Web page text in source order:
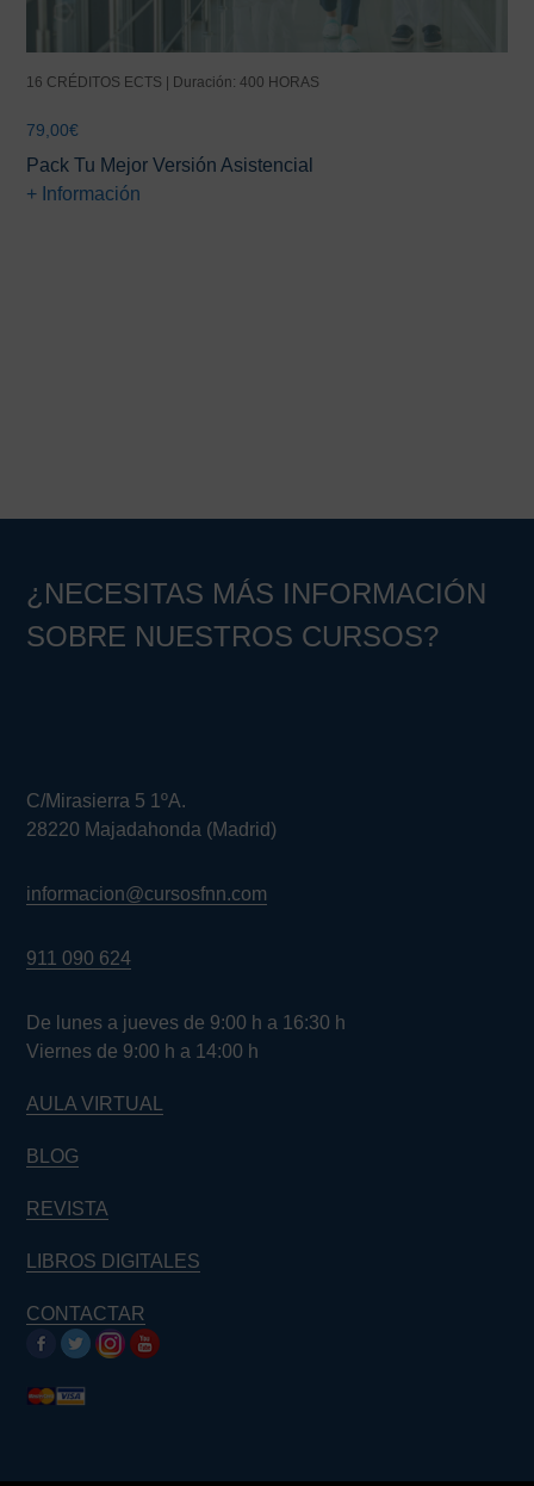
16 CRÉDITOS ECTS | Duración: 400 HORAS
79,00€
Pack Tu Mejor Versión Asistencial
+ Información
¿NECESITAS MÁS INFORMACIÓN
SOBRE NUESTROS CURSOS?
C/Mirasierra 5 1ºA.
28220 Majadahonda (Madrid)
informacion@cursosfnn.com
911 090 624
De lunes a jueves de 9:00 h a 16:30 h
Viernes de 9:00 h a 14:00 h
AULA VIRTUAL
BLOG
REVISTA
LIBROS DIGITALES
CONTACTAR